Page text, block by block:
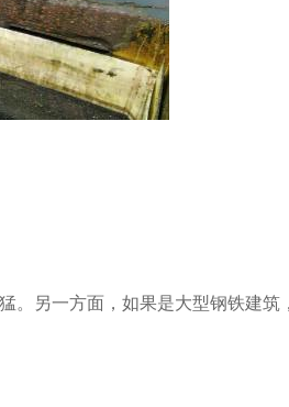
。另一方面，如果是大型钢铁建筑